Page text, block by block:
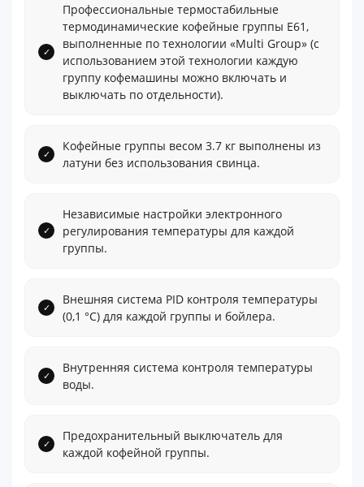
Профессиональные термостабильные
термодинамические кофейные группы E61,
выполненные по технологии «Multi Group» (с
использованием этой технологии каждую
группу кофемашины можно включать и
выключать по отдельности).
Кофейные группы весом 3.7 кг выполнены из
латуни без использования свинца.
Независимые настройки электронного
регулирования температуры для каждой
группы.
Внешняя система PID контроля температуры
(0,1 °С) для каждой группы и бойлера.
Внутренняя система контроля температуры
воды.
Предохранительный выключатель для
каждой кофейной группы.